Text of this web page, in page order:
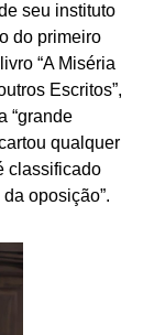
seu instituto
do primeiro
“A Miséria
Escritos”,
“grande
qualquer
classificado
oposição”.